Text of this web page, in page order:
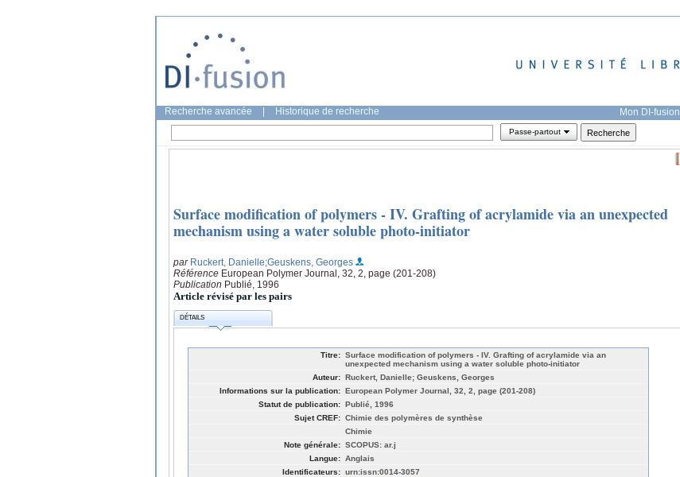
Recherche avancée Historique de recherche Mon DI-fusion
Passe-partout
Surface modification of polymers - IV. Grafting of acrylamide via an unexpected
mechanism using a water soluble photo-initiator
par Ruckert, Danielle;Geuskens, Georges
Référence European Polymer Journal, 32, 2, page (201-208)
Publication Publié, 1996
Article révisé par les pairs
DÉTAILS
Titre: Surface modification of polymers - IV. Grafting of acrylamide via an
unexpected mechanism using a water soluble photo-initiator
Auteur: Ruckert, Danielle; Geuskens, Georges
Informations sur la publication: European Polymer Journal, 32, 2, page (201-208)
Statut de publication: Publié, 1996
Sujet CREF: Chimie des polymères de synthèse
Chimie
Note générale: SCOPUS: ar.j
Langue: Anglais
Identificateurs: urn:issn:0014-3057